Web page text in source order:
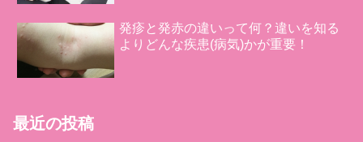
発疹と発赤の違いって何？違いを知る
よりどんな疾患(病気)かが重要！
最近の投稿